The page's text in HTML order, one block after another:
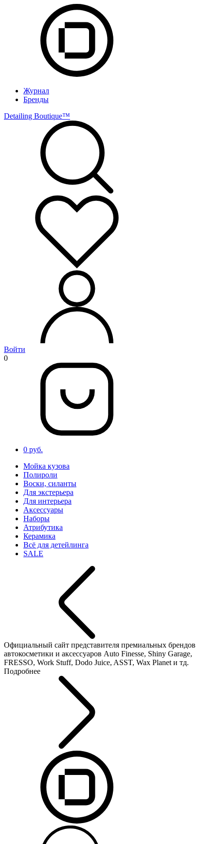
Журнал
Бренды
Detailing Boutique™️
Войти
0
0 руб.
Мойка кузова
Полироли
Воски, силанты
Для экстерьера
Для интерьера
Аксессуары
Наборы
Атрибутика
Керамика
Всё для детейлинга
SALE
Официальный сайт представителя премиальных брендов
автокосметики и аксессуаров Auto Finesse, Shiny Garage,
FRESSO, Work Stuff, Dodo Juice, ASST, Wax Planet и тд.
Подробнее